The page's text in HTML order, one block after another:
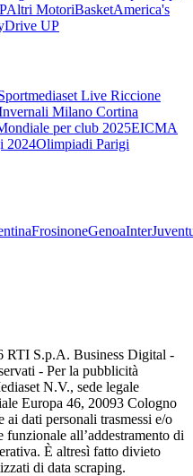
Altri MotoriBasketAmerica's
Drive UP
Live Riccione
Milano Cortina
per club 2025EICMA
2024Olimpiadi Parigi
FrosinoneGenoaInter
RTI S.p.A. Business Digital -
- Per la pubblicità
N.V., sede legale
Europa 46, 20093 Cologno
ai dati personali trasmessi e/o
all’addestramento di
È altresì fatto divieto
di data scraping.